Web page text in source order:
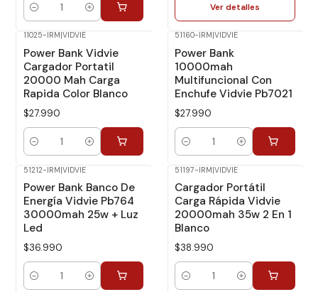
Cantidad
Ver detalles
11025-IRM VIDVIE
Power Bank Vidvie
Cargador Portatil
20000 Mah Carga
Rapida Color Blanco
$27.990
Cantidad
51160-IRM VIDVIE
Power Bank
10000mah
Multifuncional Con
Enchufe Vidvie Pb7021
$27.990
Cantidad
51212-IRM|VIDVIE
Power Bank Banco De
Energía Vidvie Pb764
30000mah 25w + Luz
Led
$36.990
Cantidad
51197-IRM|VIDVIE
Cargador Portátil
Carga Rápida Vidvie
20000mah 35w 2 En 1
Blanco
$38.990
Cantidad